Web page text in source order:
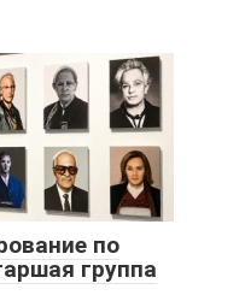
по
группа